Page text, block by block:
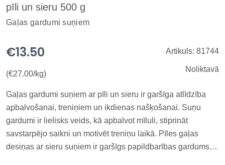
pīli un sieru 500 g
Gaļas gardumi suņiem
€13.50
(€27.00/kg)
Artikuls: 81744
Noliktavā
Gaļas gardumi suņiem ar pīli un sieru ir garšīga atlīdzība
apbalvošanai, treniņiem un ikdienas našķošanai. Suņu
gardumi ir lielisks veids, kā apbalvot mīluli, stiprināt
savstarpējo saikni un motivēt treniņu laikā. Pīles gaļas
desiņas ar sieru suņiem ir garšīgs papildbarības gardums,